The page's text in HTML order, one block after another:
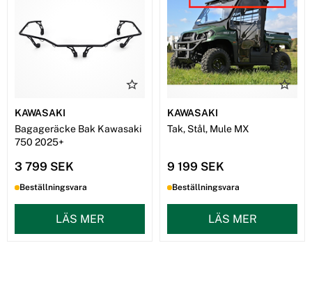
KAWASAKI
Bagageräcke Bak Kawasaki
750 2025+
3 799 SEK
Beställningsvara
LÄS MER
KAWASAKI
Tak, Stål, Mule MX
9 199 SEK
Beställningsvara
LÄS MER